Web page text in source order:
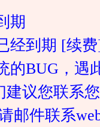
期
经到期 [续
的BUG，遇
建议您联系
邮件联系